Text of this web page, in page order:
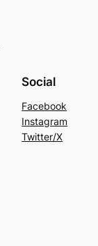
Social
Facebook
Instagram
Twitter/X